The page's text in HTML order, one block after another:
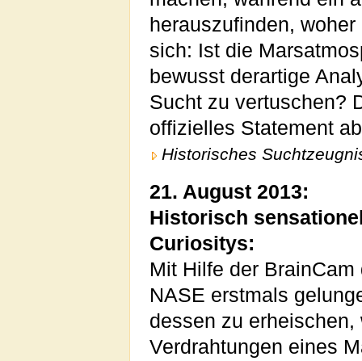
herauszufinden,
sich: Ist die
bewusst derartige
Sucht zu vertuschen?
offizielles Statement
Historisches
21. August 2013:
Historisch
Curiositys:
Mit Hilfe der
NASE erstmals
dessen zu
Verdrahtungen eines